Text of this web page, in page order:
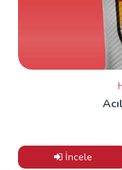
İncele